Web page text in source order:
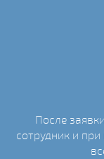
После
сотрудник и